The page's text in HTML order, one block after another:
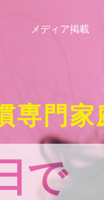
メディア掲載
専門家
で